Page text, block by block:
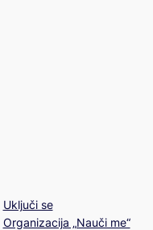
Uključi se
Organizacija „Nauči me“